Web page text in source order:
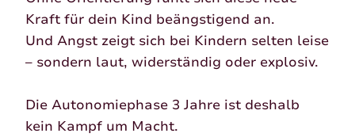
Kraft für dein Kind beängstigend an.
Und Angst zeigt sich bei Kindern selten leise
– sondern laut, widerständig oder explosiv.
Die Autonomiephase 3 Jahre ist deshalb
kein Kampf um Macht.